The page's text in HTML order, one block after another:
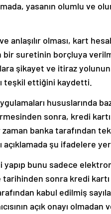
yasanın olumlu ve
anlaşılır olması, kart
bir suretinin borçluya
şikayet ve itiraz yolunun
teşkil ettiğini kaydetti.
hususlarında
sonra, kredi
banka tarafından
şu ifadelere
bunu sadece
sonra kredi
kabul edilmiş
açık onayı